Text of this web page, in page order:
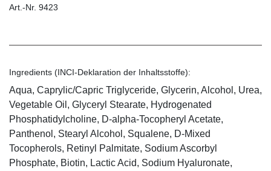
Art.-Nr. 9423
Ingredients (INCI-Deklaration der Inhaltsstoffe):
Aqua, Caprylic/Capric Triglyceride, Glycerin, Alcohol, Urea,
Vegetable Oil, Glyceryl Stearate, Hydrogenated
Phosphatidylcholine, D-alpha-Tocopheryl Acetate,
Panthenol, Stearyl Alcohol, Squalene, D-Mixed
Tocopherols, Retinyl Palmitate, Sodium Ascorbyl
Phosphate, Biotin, Lactic Acid, Sodium Hyaluronate,